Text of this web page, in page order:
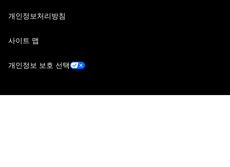
개인정보처리방침
사이트 맵
개인정보 보호 선택